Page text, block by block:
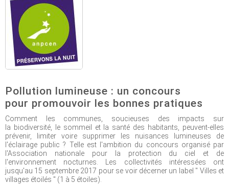
Pollution lumineuse : un concours
pour promouvoir les bonnes pratiques
Comment les communes, soucieuses des impacts sur
la biodiversité, le sommeil et la santé des habitants, peuvent-elles
prévenir, limiter voire supprimer les nuisances lumineuses de
l'éclairage public ? Telle est l'ambition du concours organisé par
l'Association nationale pour la protection du ciel et de
l'environnement nocturnes. Les collectivités intéressées ont
jusqu'au 15 septembre 2017 pour se voir décerner un label " Villes et
villages étoilés " (1 à 5 étoiles).